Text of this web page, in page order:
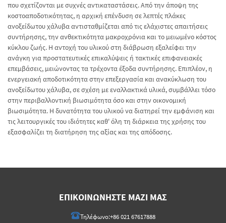
που σχετίζονται με συχνές αντικαταστάσεις. Από την άποψη της
κοστοαποδοτικότητας, η αρχική επένδυση σε λεπτές πλάκες
ανοξείδωτου χάλυβα αντισταθμίζεται από τις ελάχιστες απαιτήσεις
συντήρησης, την ανθεκτικότητα μακροχρόνια και το μειωμένο κόστος
κύκλου ζωής. Η αντοχή του υλικού στη διάβρωση εξαλείφει την
ανάγκη για προστατευτικές επικαλύψεις ή τακτικές επιφανειακές
επεμβάσεις, μειώνοντας τα τρέχοντα έξοδα συντήρησης. Επιπλέον, η
ενεργειακή αποδοτικότητα στην επεξεργασία και ανακύκλωση του
ανοξείδωτου χάλυβα, σε σχέση με εναλλακτικά υλικά, συμβάλλει τόσο
στην περιβαλλοντική βιωσιμότητα όσο και στην οικονομική
βιωσιμότητα. Η δυνατότητα του υλικού να διατηρεί την εμφάνιση και
τις λειτουργικές του ιδιότητες καθ' όλη τη διάρκεια της χρήσης του
εξασφαλίζει τη διατήρηση της αξίας και της απόδοσης.
ΕΠΙΚΟΙΝΩΝΉΣΤΕ ΜΑΖΊ ΜΑΣ
Τηλέφωνο:+86 021 67617888